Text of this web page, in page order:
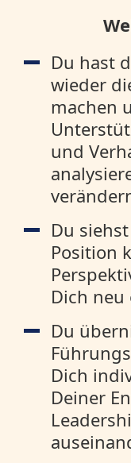
Du hast
wieder
machen
und
Du
Position
Dich
Du
Dich
Deiner